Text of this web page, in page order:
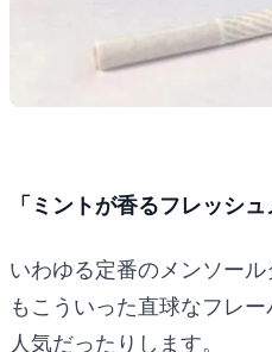
「ミントが香るフレッシュ
いわゆる定番のメンソー
もこういった直球なフレ
人気だったりします。